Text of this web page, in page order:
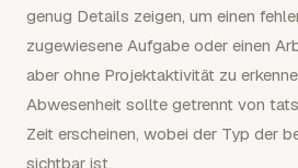
genug Details zeigen, um einen
zugewiesene Aufgabe oder einen
aber ohne Projektaktivität zu
Abwesenheit sollte getrennt von
Zeit erscheinen, wobei der Typ der
sichtbar ist.